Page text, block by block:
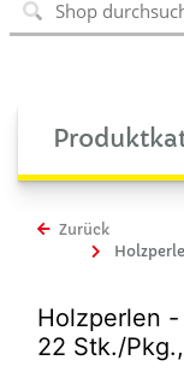
Zurück
Holzperlen -
22 Stk./